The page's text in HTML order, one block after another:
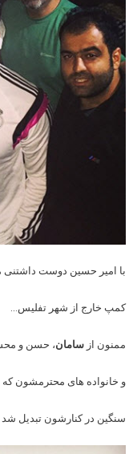
با امیر حسین دوست داشتنی
کمپ خارج از شهر تفلیس…
ممنون از سامان، حسن و
و خانواده های محترمشون
سنگین در کنارشون تبدیل شد